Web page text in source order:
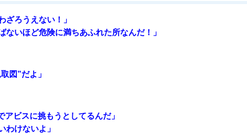
ざろうえない！」
ないほど危険に満ちあふれた所なんだ！」
図”だよ」
アビスに挑もうとしてるんだ」
わけないよ」